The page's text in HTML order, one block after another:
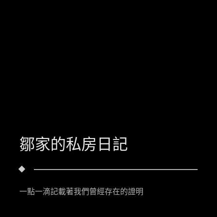
鄒家的私房日記
一點一滴記載著我們曾經存在的證明